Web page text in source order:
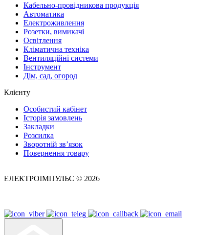
Кабельно-провідникова продукція
Автоматика
Електроживлення
Розетки, вимикачі
Освітлення
Кліматична техніка
Вентиляційні системи
Інструмент
Дім, сад, огород
Клієнту
Особистий кабінет
Історія замовлень
Закладки
Розсилка
Зворотній зв’язок
Повернення товару
ЕЛЕКТРОІМПУЛЬС © 2026